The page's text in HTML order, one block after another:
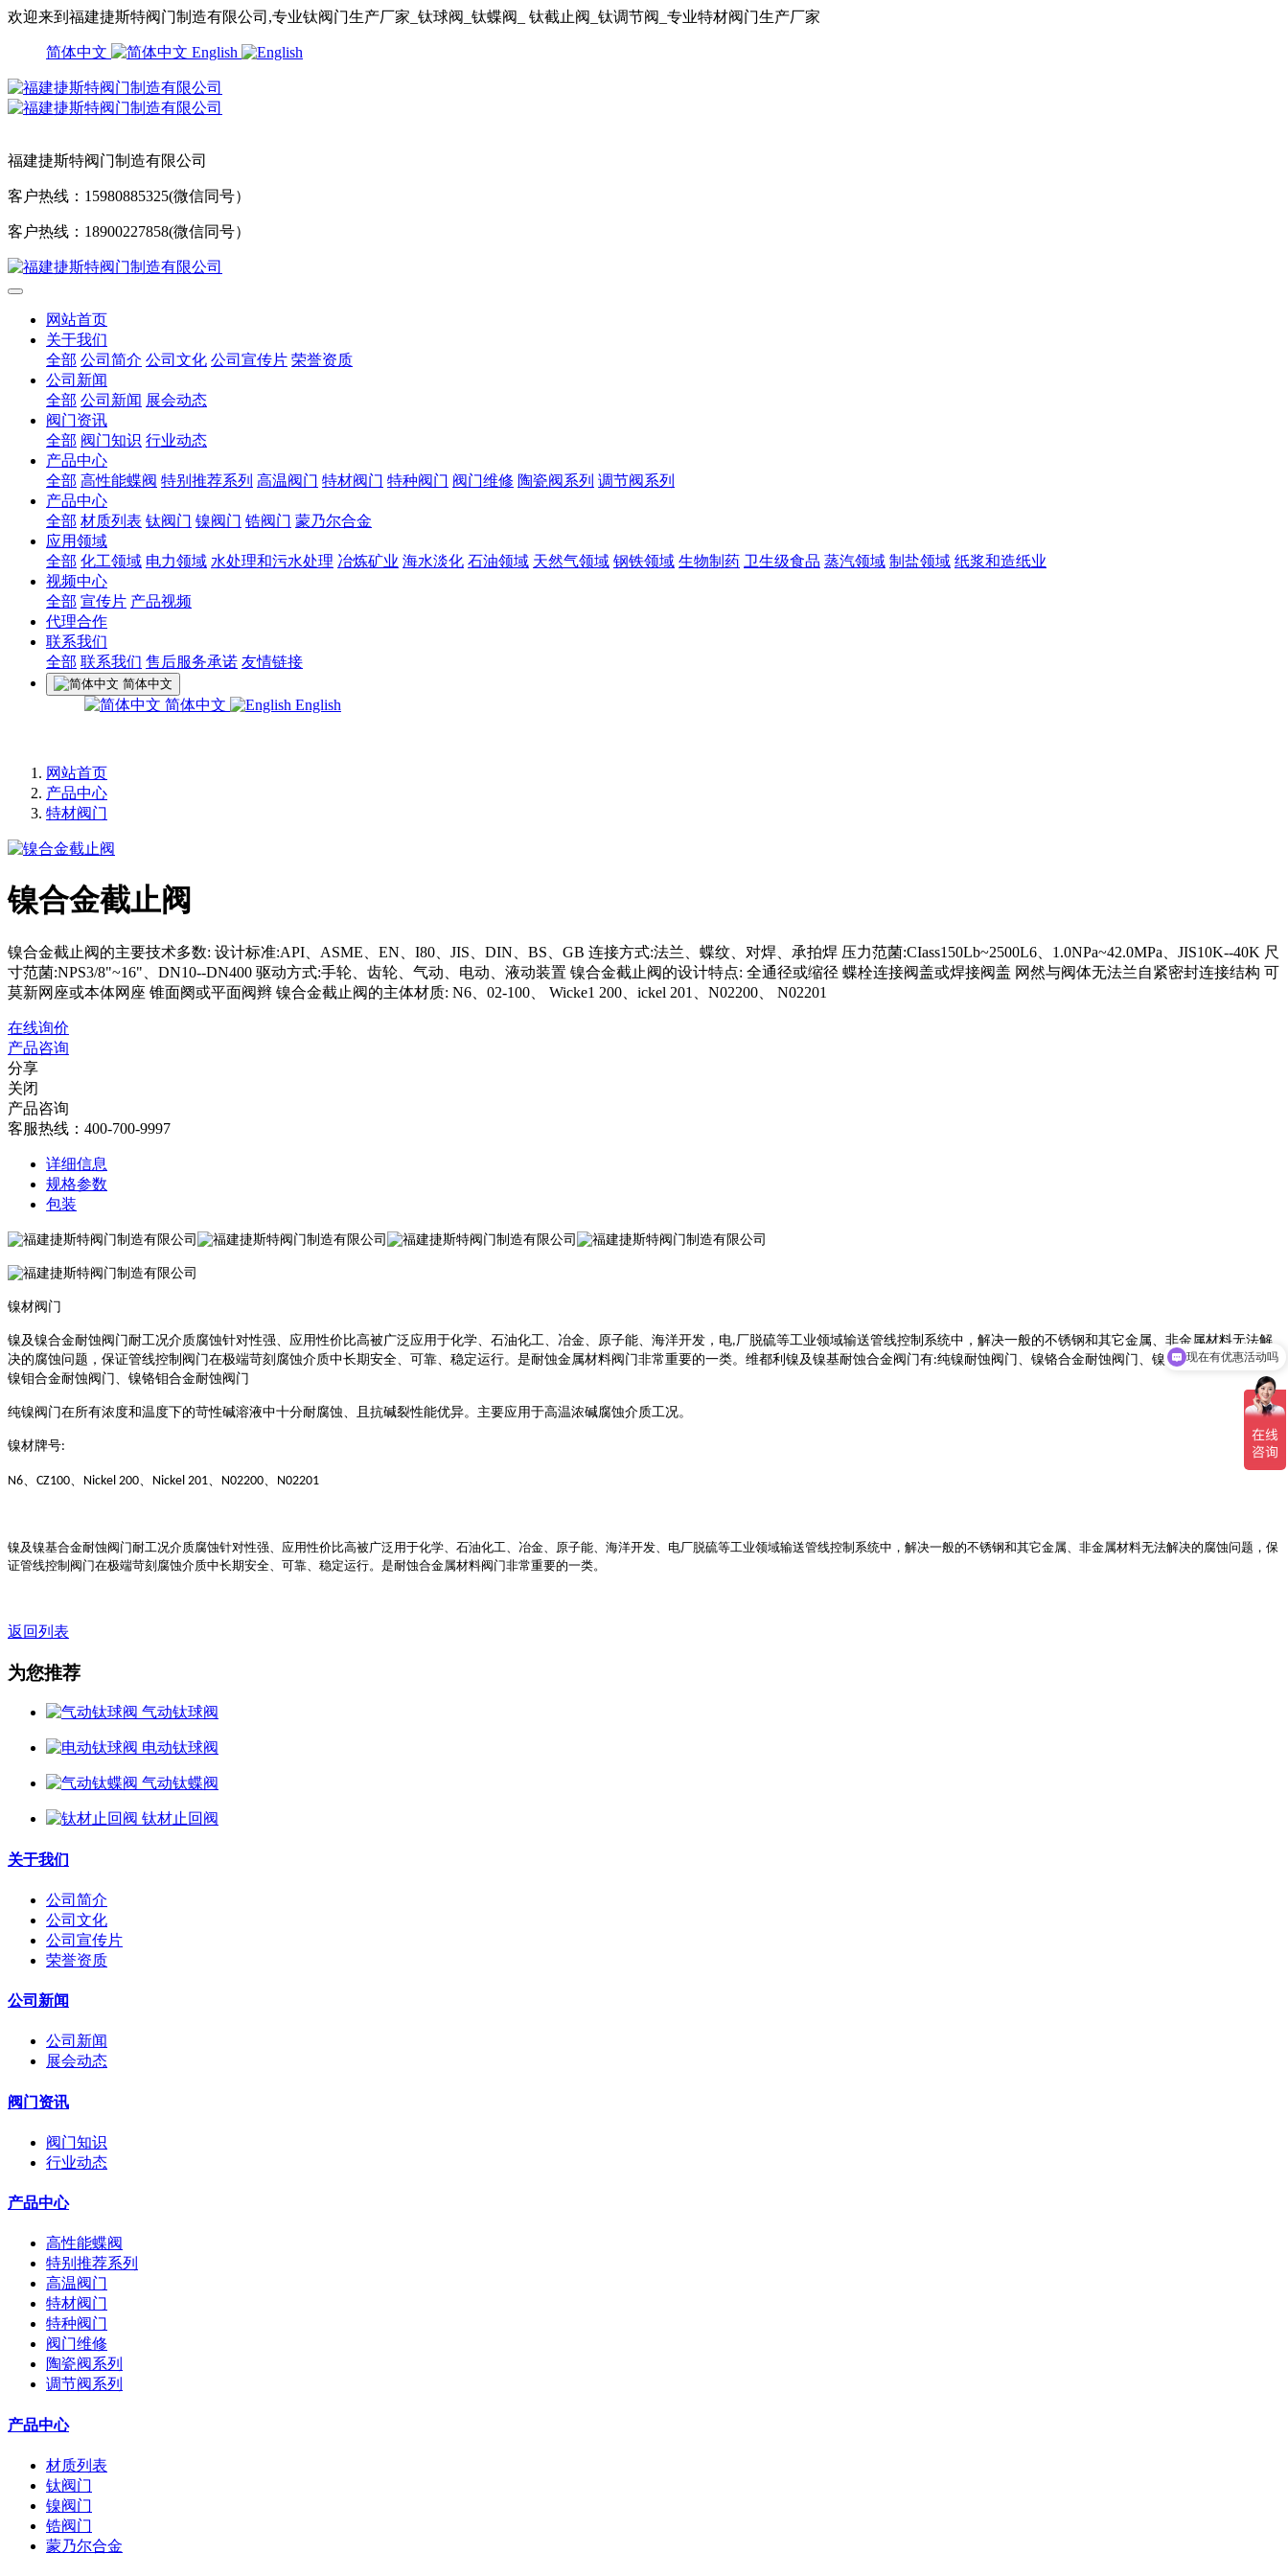
欢迎来到福建捷斯特阀门制造有限公司,专业钛阀门生产厂家_钛球阀_钛蝶阀_ 钛截止阀_钛调节阀_专业特材阀门生产厂家
简体中文 English
福建捷斯特阀门制造有限公司
客户热线：15980885325(微信同号）
客户热线：18900227858(微信同号）
网站首页
关于我们
全部 公司简介 公司文化 公司宣传片 荣誉资质
公司新闻
全部 公司新闻 展会动态
阀门资讯
全部 阀门知识 行业动态
产品中心
全部 高性能蝶阀 特别推荐系列 高温阀门 特材阀门 特种阀门 阀门维修 陶瓷阀系列 调节阀系列
产品中心
全部 材质列表 钛阀门 镍阀门 锆阀门 蒙乃尔合金
应用领域
全部 化工领域 电力领域 水处理和污水处理 冶炼矿业 海水淡化 石油领域 天然气领域 钢铁领域 生物制药 卫生级食品 蒸汽领域 制盐领域 纸浆和造纸业
视频中心
全部 宣传片 产品视频
代理合作
联系我们
全部 联系我们 售后服务承诺 友情链接
简体中文
简体中文 English
网站首页
产品中心
特材阀门
镍合金截止阀
镍合金截止阀的主要技术多数: 设计标准:API、ASME、EN、I80、JIS、DIN、BS、GB 连接方式:法兰、蝶纹、对焊、承拍焊 压力范菌:CIass150Lb~2500L6、1.0NPa~42.0MPa、JIS10K--40K 尺
寸范菌:NPS3/8"~16"、DN10--DN400 驱动方式:手轮、齿轮、气动、电动、液动装置 镍合金截止阀的设计特点: 全通径或缩径 蝶栓连接阀盖或焊接阀盖 网然与阀体无法兰自紧密封连接结构 可
莫新网座或本体网座 锥面阕或平面阀辫 镍合金截止阀的主体材质: N6、02-100、 Wicke1 200、ickel 201、N02200、 N02201
在线询价
产品咨询
分享
关闭
产品咨询
客服热线：400-700-9997
详细信息
规格参数
包装
镍材阀门
镍及镍合金耐蚀阀门耐工况介质腐蚀针对性强、应用性价比高被广泛应用于化学、石油化工、冶金、原子能、海洋开发，电,厂脱硫等工业领域输送管线控制系统中，解决一般的不锈钢和其它金属、非金属材料无法解
决的腐蚀问题，保证管线控制阀门在极端苛刻腐蚀介质中长期安全、可靠、稳定运行。是耐蚀金属材料阀门非常重要的一类。维都利镍及镍基耐蚀合金阀门有:纯镍耐蚀阀门、镍铬合金耐蚀阀门、镍铜合金耐蚀阀门、
镍钼合金耐蚀阀门、镍铬钼合金耐蚀阀门
纯镍阀门在所有浓度和温度下的苛性碱溶液中十分耐腐蚀、且抗碱裂性能优异。主要应用于高温浓碱腐蚀介质工况。
镍材牌号:
N6 CZ100 Nickel 200 Nickel 201 N02200 N02201
镍及镍基合金耐蚀阀门耐工况介质腐蚀针对性强、应用性价比高被广泛用于化学、石油化工、冶金、原子能、海洋开发、电厂脱硫等工业领域输送管线控制系统中，解决一般的不锈钢和其它金属、非金属材料无法解决的腐蚀问题，保
证管线控制阀门在极端苛刻腐蚀介质中长期安全、可靠、稳定运行。是耐蚀合金属材料阀门非常重要的一类。
返回列表
为您推荐
气动钛球阀
电动钛球阀
气动钛蝶阀
钛材止回阀
关于我们
公司简介
公司文化
公司宣传片
荣誉资质
公司新闻
公司新闻
展会动态
阀门资讯
阀门知识
行业动态
产品中心
高性能蝶阀
特别推荐系列
高温阀门
特材阀门
特种阀门
阀门维修
陶瓷阀系列
调节阀系列
产品中心
材质列表
钛阀门
镍阀门
锆阀门
蒙乃尔合金
现在有优惠活动吗